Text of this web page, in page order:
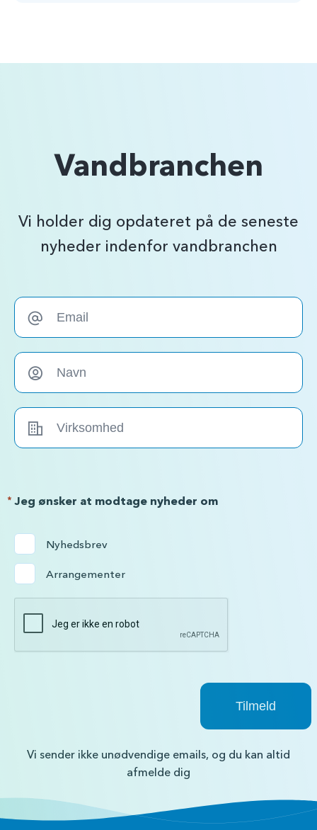
Vandbranchen
Vi holder dig opdateret på de seneste
nyheder indenfor vandbranchen
Jeg ønsker at modtage nyheder om
*
Nyhedsbrev
Arrangementer
Vi sender ikke unødvendige emails, og du kan altid
afmelde dig